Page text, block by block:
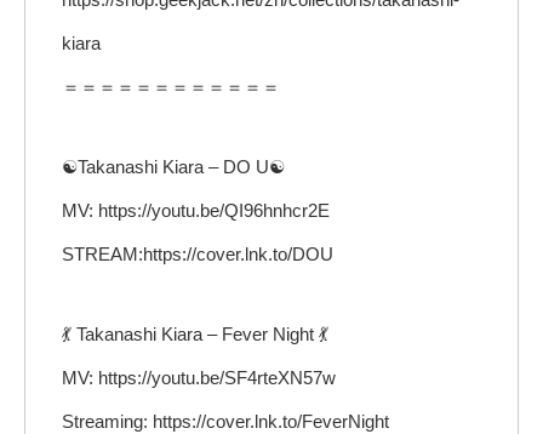
kiara
＝＝＝＝＝＝＝＝＝＝＝＝
☯Takanashi Kiara – DO U☯
MV: https://youtu.be/QI96hnhcr2E
STREAM:https://cover.lnk.to/DOU
💃 Takanashi Kiara – Fever Night 💃
MV: https://youtu.be/SF4rteXN57w
Streaming: https://cover.lnk.to/FeverNight